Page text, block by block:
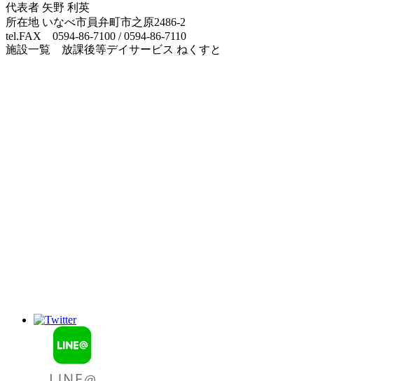
代表者 矢野 利英
所在地 いなべ市員弁町市之原2486-2
tel.FAX 0594-86-7100 / 0594-86-7110
施設一覧 放課後等デイサービス ねくすと